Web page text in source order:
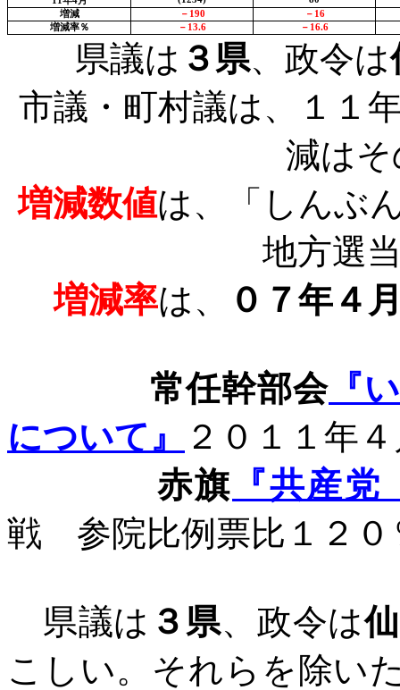
増減
－ 190 － 16
増減率％
－ 13.6 － 16.6
県議は ３県、政令は
市議・町村議は、１１
減はそ
増減数値は、「しんぶ
地方選
増減率は、 ０７年４
常任幹部会 『
について』
２０１１年
赤旗 『共産
戦 参院比例票比１２０
県議は ３県、政令は
こしい。それらを除い